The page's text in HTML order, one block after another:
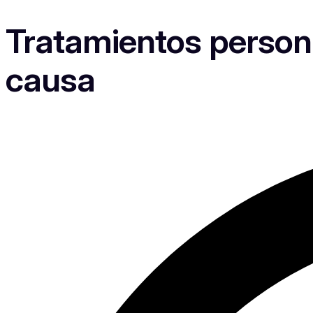
Tratamientos
causa